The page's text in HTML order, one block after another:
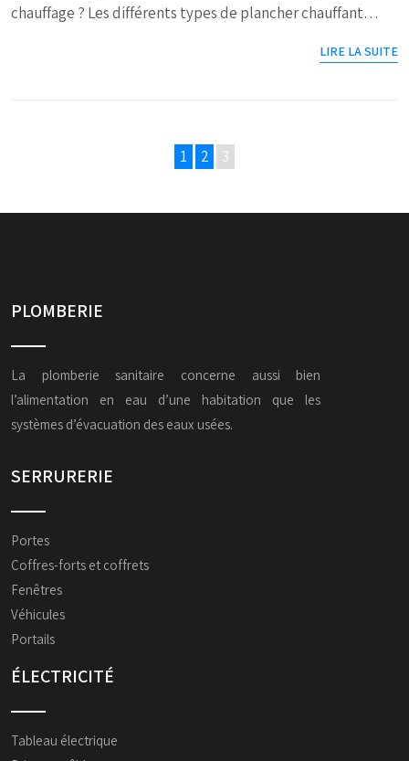
chauffage ? Les différents types de plancher chauffant…
LIRE LA SUITE
1 2 3
PLOMBERIE
La plomberie sanitaire concerne aussi bien
l’alimentation en eau d’une habitation que les
systèmes d’évacuation des eaux usées.
SERRURERIE
Portes
Coffres-forts et coffrets
Fenêtres
Véhicules
Portails
ÉLECTRICITÉ
Tableau électrique